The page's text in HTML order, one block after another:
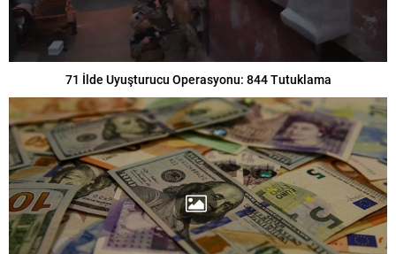
71 İlde Uyuşturucu Operasyonu: 844 Tutuklama